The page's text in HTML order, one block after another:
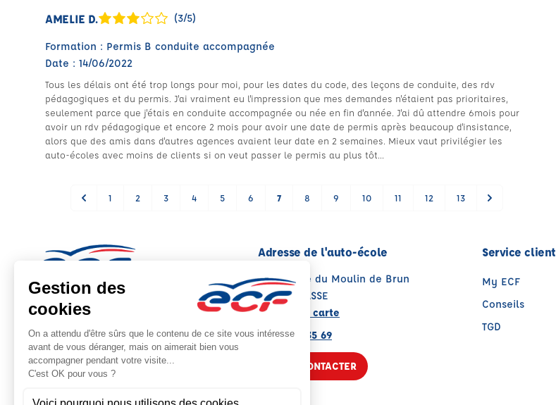
AMELIE D. (3/5)
Formation : Permis B conduite accompagnée
Date : 14/06/2022
Tous les délais ont été trop longs pour moi, pour les dates du code, des leçons de conduite, des rdv
pédagogiques et du permis. J'ai vraiment eu l'impression que mes demandes n'étaient pas prioritaires,
seulement parce que j'étais en conduite accompagnée ou née en fin d'année. J'ai dû attendre 6mois pour
avoir un rdv pédagogique et encore 2 mois pour avoir une date de permis après beaucoup d'insistance,
alors que des amis dans d'autres agences avaient leur date en 2 semaines. Mieux vaut privilégier les
auto-écoles avec moins de clients si on veut passer le permis au plus tôt...
1 2 3 4 5 6 7 8 9 10 11 12 13
Note : 4.5/5
Moyenne calculée sur 61 avis
Adresse de l'auto-école
5, Traverse du Moulin de Brun
06130 GRASSE
Voir sur la carte
04 93 09 35 69
NOUS CONTACTER
Service client
My ECF
Conseils
TGD